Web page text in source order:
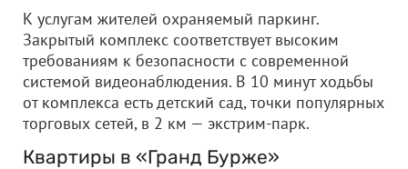
К услугам жителей охраняемый паркинг.
Закрытый комплекс соответствует высоким
требованиям к безопасности с современной
системой видеонаблюдения. В 10 минут ходьбы
от комплекса есть детский сад, точки популярных
торговых сетей, в 2 км — экстрим-парк.
Квартиры в «Гранд Бурже»